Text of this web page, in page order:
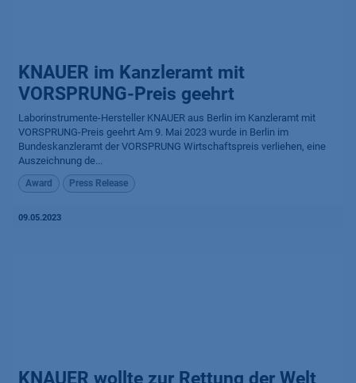
KNAUER im Kanzleramt mit
VORSPRUNG-Preis geehrt
Laborinstrumente-Hersteller KNAUER aus Berlin im Kanzleramt mit
VORSPRUNG-Preis geehrt Am 9. Mai 2023 wurde in Berlin im
Bundeskanzleramt der VORSPRUNG Wirtschaftspreis verliehen, eine
Auszeichnung de...
Award Press Release
09.05.2023